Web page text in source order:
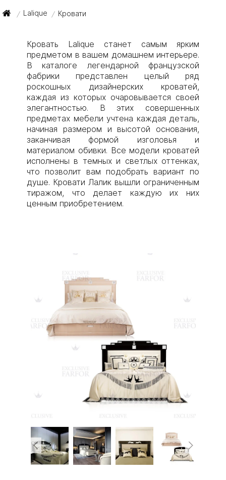
/ Lalique / Кровати
Кровать Lalique станет самым ярким
предметом в вашем домашнем интерьере.
В каталоге легендарной французской
фабрики представлен целый ряд
роскошных дизайнерских кроватей,
каждая из которых очаровывается своей
элегантностью. В этих совершенных
предметах мебели учтена каждая деталь,
начиная размером и высотой основания,
заканчивая формой изголовья и
материалом обивки. Все модели кроватей
исполнены в темных и светлых оттенках,
что позволит вам подобрать вариант по
душе. Кровати Лалик вышли ограниченным
тиражом, что делает каждую их них
ценным приобретением.